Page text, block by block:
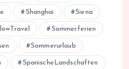
Shanghai Siena
Sommerferien
Sommerurlaub
SpanischeLandschaften